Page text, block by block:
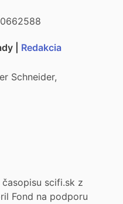
| Redakcia
Schneider,
scifi.sk z
Fond na podporu